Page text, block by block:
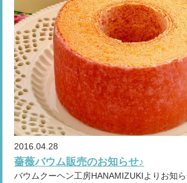
2016.04.28
薔薇バウム販売のお知らせ♪
バウムクーヘン工房HANAMIZUKIよりお知